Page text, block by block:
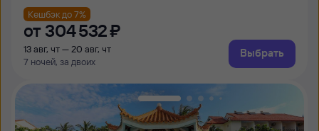
Кешбэк до 7%
от 304 ⁠532 ⁠₽
13 авг, чт — 20 авг, чт
7 ночей, за двоих
Выбрать